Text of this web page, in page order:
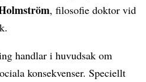
, filosofie doktor vid
handlar i huvudsak om
konsekvenser. Speciellt